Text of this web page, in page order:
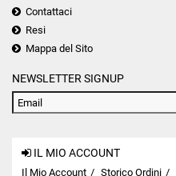
Contattaci
Resi
Mappa del Sito
NEWSLETTER SIGNUP
IL MIO ACCOUNT
Il Mio Account Storico Ordini